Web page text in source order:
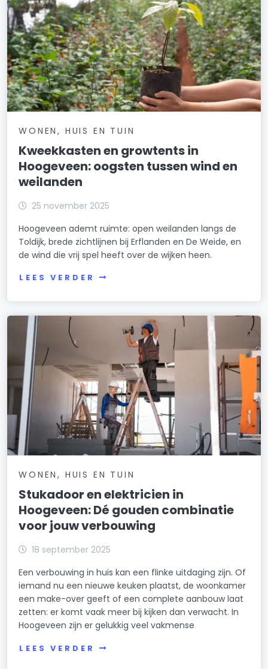
WONEN, HUIS EN TUIN
Kweekkasten en growtents in
Hoogeveen: oogsten tussen wind en
weilanden
25 november 2025
Hoogeveen ademt ruimte: open weilanden langs de
Toldijk, brede zichtlijnen bij Erflanden en De Weide, en
de wind die vrij spel heeft over de wijken heen.
LEES VERDER
WONEN, HUIS EN TUIN
Stukadoor en elektricien in
Hoogeveen: Dé gouden combinatie
voor jouw verbouwing
18 september 2025
Een verbouwing in huis kan een flinke uitdaging zijn. Of
iemand nu een nieuwe keuken plaatst, de woonkamer
een make-over geeft of een complete aanbouw laat
zetten: er komt vaak meer bij kijken dan verwacht. In
Hoogeveen zijn er gelukkig veel vakmense
LEES VERDER